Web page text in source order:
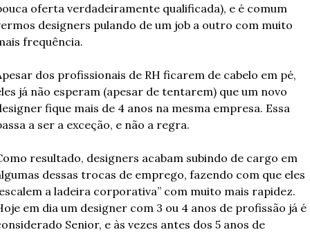
oferta verdadeiramente qualificada), e é comum
designers pulando de um job a outro com muito
frequência.
dos profissionais de RH ficarem de cabelo em pé,
já não esperam (apesar de tentarem) que um novo
fique mais de 4 anos na mesma empresa. Essa
a ser a exceção, e não a regra.
resultado, designers acabam subindo de cargo em
dessas trocas de emprego, fazendo com que eles
a ladeira corporativa” com muito mais rapidez.
em dia um designer com 3 ou 4 anos de profissão já é
Senior, e às vezes antes dos 5 anos de